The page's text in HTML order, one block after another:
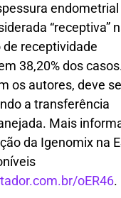
endometrial
“receptiva”
receptividade
38,20% dos
os autores, deve
a transferência
Mais
da Igenomix na
oER46.